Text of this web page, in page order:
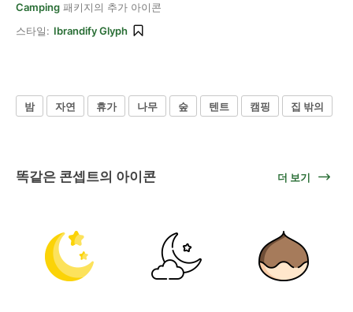
Camping 패키지의 추가 아이콘
스타일: Ibrandify Glyph
밤 자연 휴가 나무 숲 텐트 캠핑 집 밖의
똑같은 콘셉트의 아이콘 더 보기